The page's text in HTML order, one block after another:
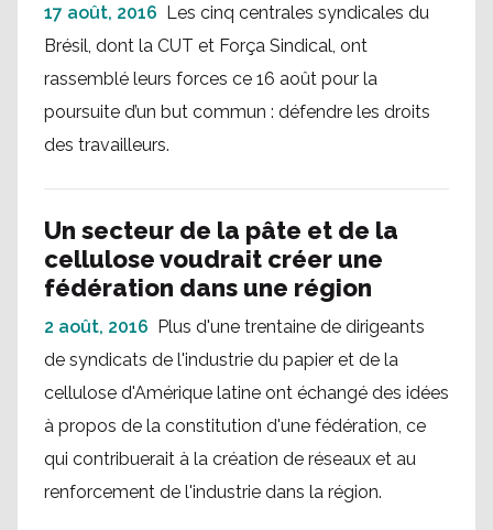
17 août, 2016 Les cinq centrales syndicales du
Brésil, dont la CUT et Força Sindical, ont
rassemblé leurs forces ce 16 août pour la
poursuite d’un but commun : défendre les droits
des travailleurs.
Un secteur de la pâte et de la
cellulose voudrait créer une
fédération dans une région
2 août, 2016 Plus d'une trentaine de dirigeants
de syndicats de l'industrie du papier et de la
cellulose d'Amérique latine ont échangé des idées
à propos de la constitution d'une fédération, ce
qui contribuerait à la création de réseaux et au
renforcement de l'industrie dans la région.